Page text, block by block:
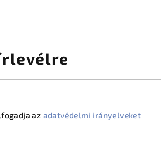
az adatvédelmi irányelveket